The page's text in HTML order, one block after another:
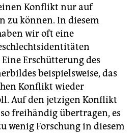
Konflikt nur auf
zu können. In diesem
wir oft eine
Erschütterung des
beispielsweise, das
Konflikt wieder
Auf den jetzigen Konflikt
freihändig übertragen, es
wenig Forschung in diesem